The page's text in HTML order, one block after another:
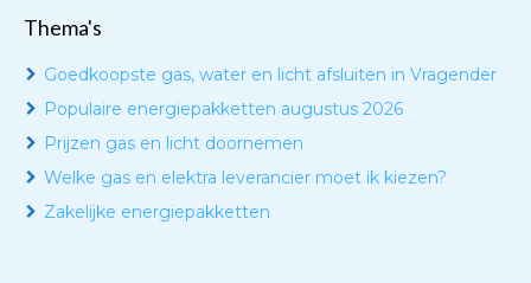
Thema's
Goedkoopste gas, water en licht afsluiten in Vragender
Populaire energiepakketten augustus 2026
Prijzen gas en licht doornemen
Welke gas en elektra leverancier moet ik kiezen?
Zakelijke energiepakketten